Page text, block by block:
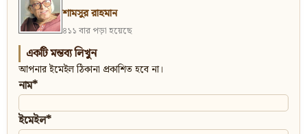
শামসুর রাহমান
৪১১ বার পড়া হয়েছে
একটি মন্তব্য লিখুন
আপনার ইমেইল ঠিকানা প্রকাশিত হবে না।
নাম*
ইমেইল*